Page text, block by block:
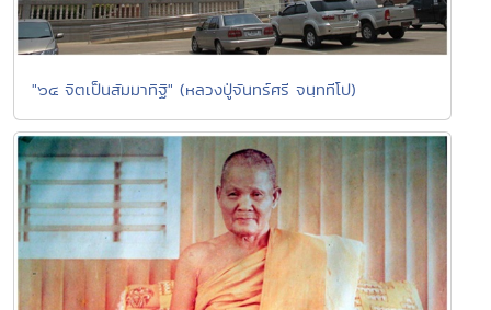
"๖๔ จิตเป็นสัมมาทิฐิ" (หลวงปู่จันทร์ศรี จนฺททีโป)